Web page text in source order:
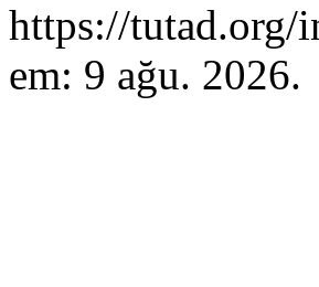
https://tutad.org/
em: 9 ağu. 2026.